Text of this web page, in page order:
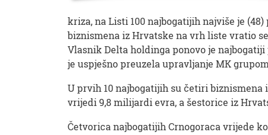
kriza, na Listi 100 najbogatijih najviše je
biznismena iz Hrvatske na vrh liste vratio
Vlasnik Delta holdinga ponovo je
je uspješno preuzela upravljanje MK
U prvih 10 najbogatijih su četiri
vrijedi 9,8 milijardi evra, a šestorice iz
Četvorica najbogatijih Crnogoraca vrijede